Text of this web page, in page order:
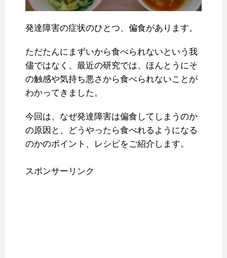
発達障害の症状のひとつ、偏食があります。
ただたんにまずいから食べられないという我
儘ではなく、最近の研究では、ほんとうにそ
の触感や気持ち悪さから食べられないことが
わかってきました。
今回は、なぜ発達障害は偏食してしまうのか
の原因と、どうやったら食べれるようになる
のかのポイント、レシピをご紹介します。
スポンサーリンク